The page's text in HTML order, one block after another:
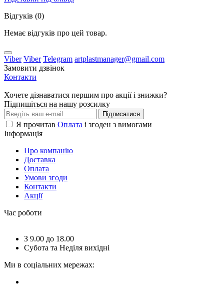
Відгуків (0)
Немає відгуків про цей товар.
Viber Viber Telegram artplastmanager@gmail.com
Замовити дзвінок
Контакти
Хочете дізнаватися першим про акції і знижки?
Підпишіться на нашу розсилку
Підписатися
Я прочитав Оплата і згоден з вимогами
Інформація
Про компанію
Доставка
Оплата
Умови згоди
Контакти
Акції
Час роботи
З 9.00 до 18.00
Субота та Неділя вихідні
Ми в соціальних мережах: